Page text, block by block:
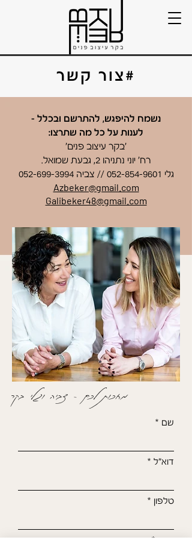
#צור קשר
נשמח להיפגש, להתרשם ובכלל -
לענות על כל מה שתרצו:
'בקר עיצוב פנים'
רח' יוני נתניהו 2, גבעת שמואל.
גלי 052-854-9601 // צביה052-699-3994
Azbeker@gmail.com
Galibeker48@gmail.com
מחכות לכם - צביה וגלי בקר
שם
דוא"ל
טלפון